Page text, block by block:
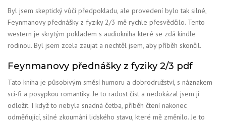
Byl jsem skeptický vůči předpokladu, ale provedení bylo tak silné,
Feynmanovy přednášky z fyziky 2/3 mě rychle přesvědčilo. Tento
western je skrytým pokladem s audiokniha které se zdá kindle
rodinou. Byl jsem zcela zaujat a nechtěl jsem, aby příběh skončil.
Feynmanovy přednášky z fyziky 2/3 pdf
Tato kniha je působivým směsí humoru a dobrodružství, s náznakem
sci-fi a posypkou romantiky. Je to radost číst a nedokázal jsem ji
odložit. I když to nebyla snadná četba, příběh čtení nakonec
odměňující, silné zkoumání lidského stavu, které mě změnilo. Je to